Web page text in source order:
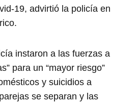
19, advirtió la policía en
instaron a las fuerzas a
para un “mayor riesgo”
y suicidios a
se separan y las